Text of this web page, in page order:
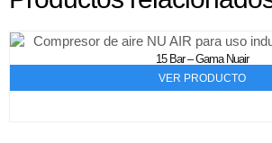
15 Bar – Gama Nuair
VER PRODUCTO